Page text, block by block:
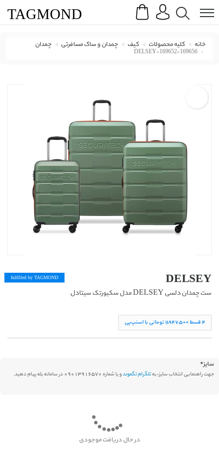
Search
TAGMOND
خانه کلیه محصولات کیف چمدان و ساک مسافرتی چمدان
DELSEY-169652-169656
DELSEY
ست چمدان دلسی DELSEY مدل سکیورتک سیتادل
fulfilled by TAGMOND
۴ قسط ١١,۹۴۷,۵۰۰ تومانی با اسنپ‌پی
سایز*
جهت راهنمایی انتخاب سایز، بهتلگرام تگموندو یا شماره 09013916570 در سامانه بله پیام دهید.
در حال دریافت موجودی